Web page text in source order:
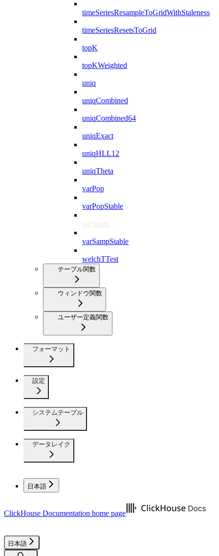
timeSeriesResampleToGridWithStaleness
timeSeriesResetsToGrid
topK
topKWeighted
uniq
uniqCombined
uniqCombined64
uniqExact
uniqHLL12
uniqTheta
varPop
varPopStable
varSamp
varSampStable
welchTTest
テーブル関数
ウィンドウ関数
ユーザー定義関数
フォーマット
設定
システムテーブル
データレイク
日本語
ClickHouse Documentation home page
日本語